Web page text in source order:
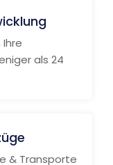
als 24
& Transporte